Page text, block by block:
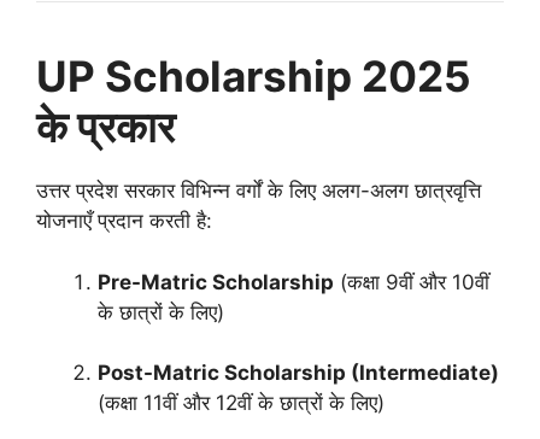
UP Scholarship 2025
के प्रकार
उत्तर प्रदेश सरकार विभिन्न वर्गों के लिए अलग-अलग छात्रवृत्ति
योजनाएँ प्रदान करती है:
Pre-Matric Scholarship (कक्षा 9वीं और 10वीं
के छात्रों के लिए)
Post-Matric Scholarship (Intermediate)
(कक्षा 11वीं और 12वीं के छात्रों के लिए)